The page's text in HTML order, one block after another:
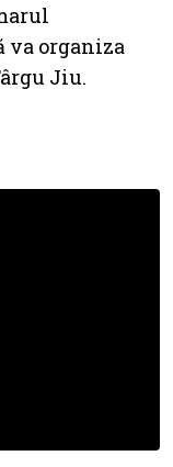
va organiza
Jiu.